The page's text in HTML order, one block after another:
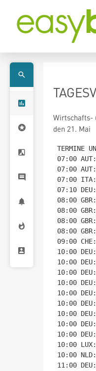
Wirtschafts-
den 21. Mai
TERMINE
07:00
07:00
07:00
07:10
08:00
08:00
08:00
08:00
09:00
10:00
10:00
10:00
10:00
10:00
10:00
10:00
10:00
10:00
10:00
10:00
11:00